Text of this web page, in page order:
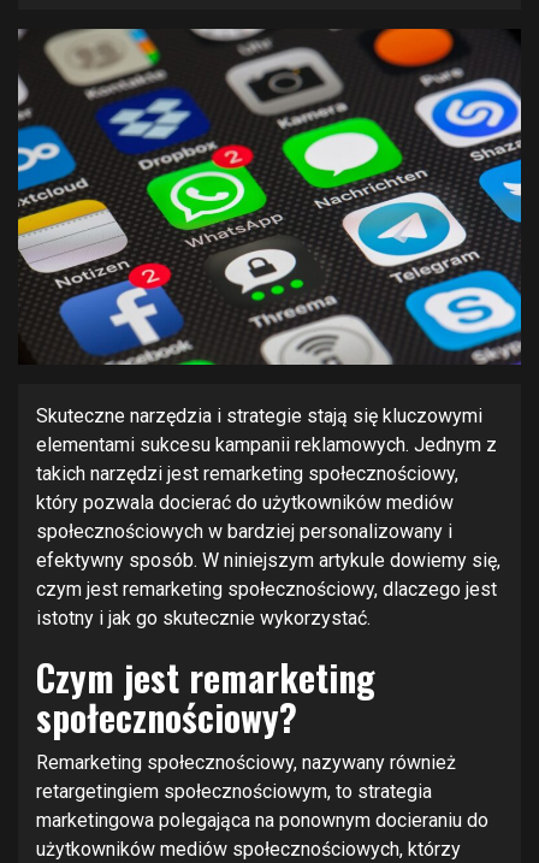
Skuteczne narzędzia i strategie stają się kluczowymi
elementami sukcesu kampanii reklamowych. Jednym z
takich narzędzi jest remarketing społecznościowy,
który pozwala docierać do użytkowników mediów
społecznościowych w bardziej personalizowany i
efektywny sposób. W niniejszym artykule dowiemy się,
czym jest remarketing społecznościowy, dlaczego jest
istotny i jak go skutecznie wykorzystać.
Czym jest remarketing
społecznościowy?
Remarketing społecznościowy, nazywany również
retargetingiem społecznościowym, to strategia
marketingowa polegająca na ponownym docieraniu do
użytkowników mediów społecznościowych, którzy